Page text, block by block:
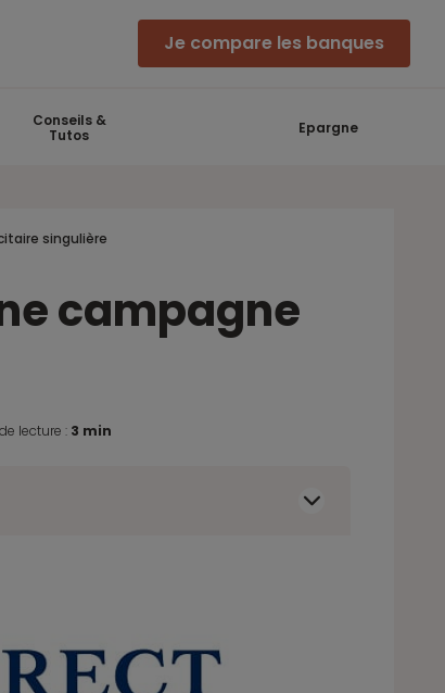
Je compare les banques
Conseils &
Tutos
Epargne
singulière
campagne
lecture : 3 min